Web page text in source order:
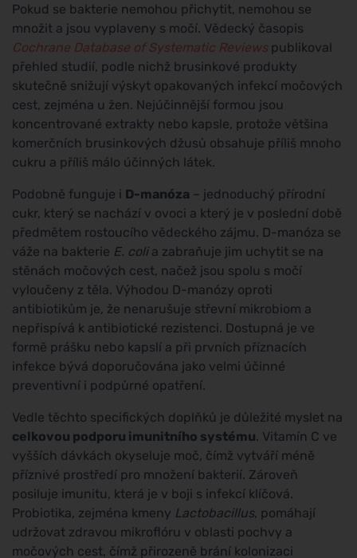
Pokud se bakterie nemohou přichytit, nemohou se
množit a jsou vyplaveny s močí. Vědecký časopis
Cochrane Database of Systematic Reviews publikoval
přehled studií, podle nichž brusinkové produkty
skutečně snižují výskyt opakovaných infekcí močových
cest, zejména u žen. Nejúčinnější formou jsou
koncentrované extrakty nebo kapsle, protože většina
komerčních brusinkových džusů obsahuje příliš mnoho
cukru a příliš málo účinných látek.
Podobně funguje i D-manóza – jednoduchý přírodní
cukr, který se nachází v ovoci a který je v poslední době
předmětem rostoucího vědeckého zájmu. D-manóza se
váže na bakterie E. colia zabraňuje jim uchytit se na
stěnách močových cest, načež jsou spolu s močí
vyloučeny z těla. Výhodou D-manózy oproti
antibiotikům je, že nenarušuje střevní mikrobiom a
nepřispívá k antibiotické rezistenci. Dostupná je ve
formě prášku nebo kapslí a při prvních příznacích
infekce bývá doporučována jako velmi účinné
preventivní i podpůrné opatření.
Vedle těchto specifických doplňků je důležité myslet na
celkovou podporu imunitního systému. Vitamín C ve
vyšších dávkách okyseluje moč, čímž vytváří méně
příznivé prostředí pro množení bakterií. Zároveň
posiluje imunitu, která je v boji s infekcí klíčová.
Probiotika, zejména kmeny Lactobacillus, pomáhají
udržovat zdravou mikroflóru v oblasti pochvy a
močových cest, čímž přirozeně brání kolonizaci